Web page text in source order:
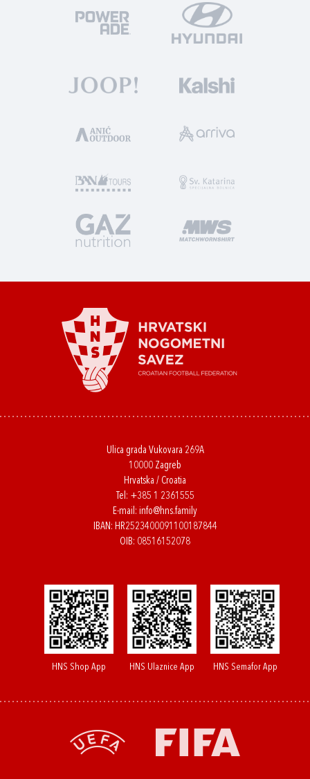
Ulica grada Vukovara 269A
10000 Zagreb
Hrvatska / Croatia
Tel: +385 1 2361555
E-mail: info@hns.family
IBAN: HR2523400091100187844
OIB: 08516152078
HNS Shop App HNS Ulaznice App HNS Semafor App